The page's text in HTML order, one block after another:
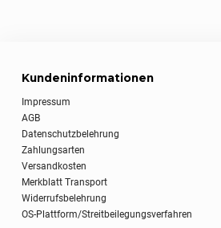
Kundeninformationen
Impressum
AGB
Datenschutzbelehrung
Zahlungsarten
Versandkosten
Merkblatt Transport
Widerrufsbelehrung
OS-Plattform/Streitbeilegungsverfahren